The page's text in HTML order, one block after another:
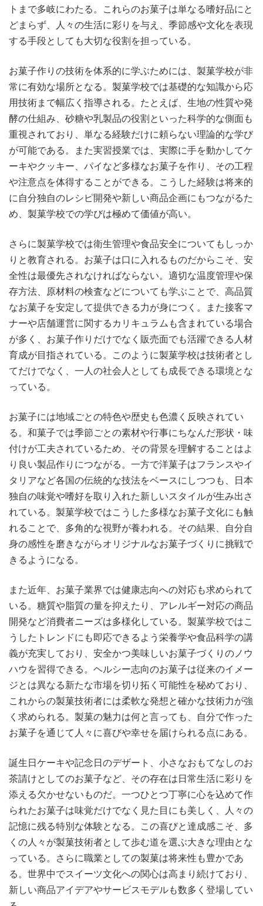
トまで多岐にわたる。これらのお菓子は単なる嗜好品にと
どまらず、人々の生活に彩りを与え、季節感や文化を表現
する手段としても大切な役割を担っている。
お菓子作りの技術を体系的に学ぶためには、製菓学校が非
常に有効な場所となる。製菓学校では基礎的な知識から応
用技術まで幅広く指導される。たとえば、生地の性質や発
酵の仕組み、砂糖や乳製品の役割といった科学的な側面も
重視されており、単なる経験だけに頼らない理論的な学び
が可能である。また実習授業では、実際に手を動かしてケ
ーキやクッキー、パイなど多様なお菓子を作り、その工程
や注意点を体得することができる。こうした経験は将来的
に自分独自のレシピ開発や新しい商品企画にもつながるた
め、製菓学校での学びは極めて価値が高い。
さらに製菓学校では衛生管理や食品安全についてもしっか
りと教育される。お菓子は口に入れるものだからこそ、安
全性は最優先されなければならない。適切な温度管理や保
存方法、原材料の検査などについても学ぶことで、高品質
なお菓子を安定して提供できる力が身につく。また接客マ
ナーや店舗運営に関するカリキュラムも含まれている場合
が多く、お菓子作りだけでなく販売面でも活躍できる人材
育成が目指されている。このように製菓学校は技術者とし
てだけでなく、一人の社会人としても成長できる環境とな
っている。
お菓子には地域ごとの特色や歴史も色濃く反映されてい
る。和菓子では季節ごとの素材や行事にちなんだ形状・味
付けが工夫されているため、その背景を理解することはよ
り良い製品作りにつながる。一方で洋菓子はフランスやイ
タリアなど各国の伝統的な技法をベースにしつつも、日本
独自の味覚や嗜好を取り入れた新しいスタイルが生み出さ
れている。製菓学校ではこうした多様なお菓子文化にも触
れることで、多角的な視野が養われる。その結果、自分自
身の感性を磨きながらオリジナルなお菓子づくりに挑戦で
きるようになる。
また近年、お菓子業界では健康志向への対応も求められて
いる。糖質や脂質の量を抑えたり、アレルギー対応の商品
開発など消費者ニーズは多様化している。製菓学校ではこ
うしたトレンドにも即応できるよう栄養学や食品科学の講
義が充実しており、安全かつ美味しいお菓子づくりのノウ
ハウを習得できる。ヘルシー志向のお菓子は従来のイメー
ジとは異なる新たな市場を切り拓く可能性を秘めており、
これからの製菓技術者には柔軟な発想と確かな技術力が強
く求められる。製菓の魅力は何と言っても、自分で作った
お菓子を通じて人々に喜びや幸せを届けられる点にある。
誕生日ケーキや記念日のデザート、小さなおもてなしのお
茶請けとしてのお菓子など、その存在は日常生活に彩りを
添える欠かせないものだ。一つひとつ丁寧に心を込めて作
られたお菓子は味覚だけでなく見た目にも美しく、人々の
記憶に残る特別な体験となる。この喜びと達成感こそ、多
くの人々が製菓技術者として歩む道を選ぶ大きな理由とな
っている。さらに職業としての製菓は将来性も豊かであ
る。世界中でスイーツ文化への関心は高まり続けており、
新しい商品アイデアやサービスモデルも数多く登場してい